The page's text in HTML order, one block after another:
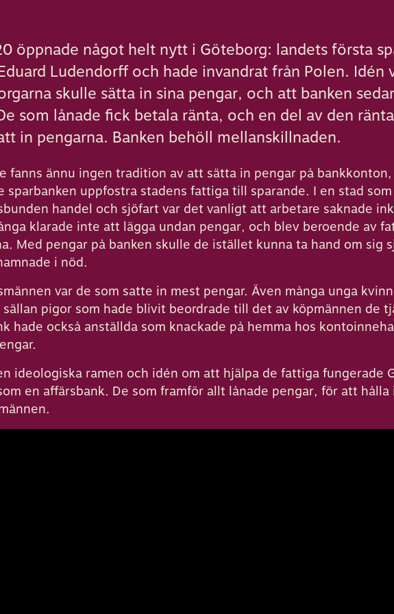
öppnade något helt nytt i Göteborg: landets första
Ludendorff och hade invandrat från Polen. Idén
skulle sätta in sina pengar, och att banken
som lånade fick betala ränta, och en del av den
in pengarna. Banken behöll mellanskillnaden.
fanns ännu ingen tradition av att sätta in pengar på bankkonton,
sparbanken uppfostra stadens fattiga till sparande. I en stad som
handel och sjöfart var det vanligt att arbetare saknade
klarade inte att lägga undan pengar, och blev beroende av
Med pengar på banken skulle de istället kunna ta hand om sig
i nöd.
var de som satte in mest pengar. Även många unga
pigor som hade blivit beordrade till det av köpmännen de
hade också anställda som knackade på hemma hos
ideologiska ramen och idén om att hjälpa de fattiga fungerade
en affärsbank. De som framför allt lånade pengar, för att